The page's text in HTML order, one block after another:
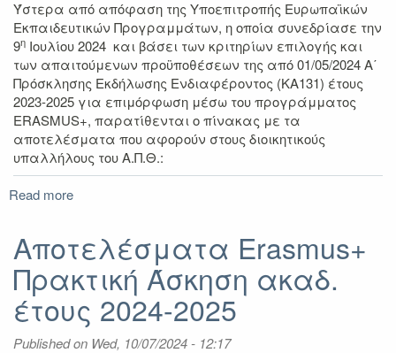
Ύστερα από απόφαση της Υποεπιτροπής Ευρωπαϊκών
Εκπαιδευτικών Προγραμμάτων, η οποία συνεδρίασε την
9η Ιουλίου 2024 και βάσει των κριτηρίων επιλογής και
των απαιτούμενων προϋποθέσεων της από 01/05/2024 Α΄
Πρόσκλησης Εκδήλωσης Ενδιαφέροντος (ΚΑ131) έτους
2023-2025 για επιμόρφωση μέσω του προγράμματος
ERASMUS+, παρατίθενται ο πίνακας με τα
αποτελέσματα που αφορούν στους διοικητικούς
υπαλλήλους του Α.Π.Θ.:
Read more
Πρόσκλησης
Επιμόρφωση
ΔΙΟΙΚΗΤΙΚΟΥ
Προσωπικού
μέσω
Αποτελέσματα Erasmus+
Πρακτική Άσκηση ακαδ.
έτους 2024-2025
Published on Wed, 10/07/2024 - 12:17